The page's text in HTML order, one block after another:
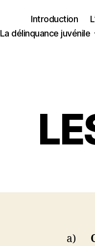
Introduction
La délinquance juvénile
a)